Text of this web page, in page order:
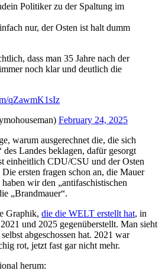
Politiker zu der Spaltung im
nur, der Osten ist halt dumm
dass man 35 Jahre nach der
noch klar und deutlich die
qZawmK1sIz
February 24, 2025
warum ausgerechnet die, die sich
Landes beklagen, dafür gesorgt
einheitlich CDU/CSU und der Osten
ersten fragen schon an, die Mauer
wir den „antifaschistischen
„Brandmauer“.
Graphik, die die WELT erstellt hat, in
und 2025 gegenüberstellt. Man sieht
abgeschossen hat. 2021 war
rot, jetzt fast gar nicht mehr.
herum: